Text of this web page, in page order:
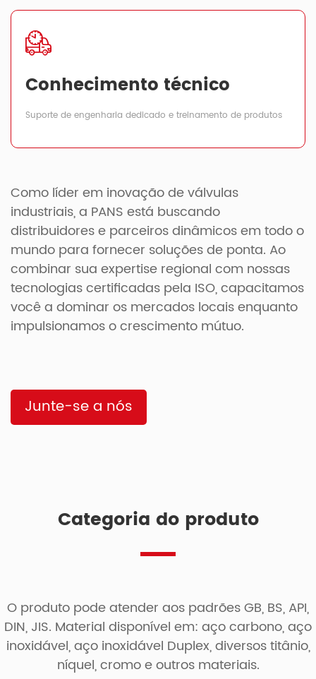
Conhecimento técnico
Suporte de engenharia dedicado e treinamento de produtos
Como líder em inovação de válvulas
industriais, a PANS está buscando
distribuidores e parceiros dinâmicos em todo o
mundo para fornecer soluções de ponta. Ao
combinar sua expertise regional com nossas
tecnologias certificadas pela ISO, capacitamos
você a dominar os mercados locais enquanto
impulsionamos o crescimento mútuo.
Junte-se a nós
Categoria do produto
O produto pode atender aos padrões GB, BS, API,
DIN, JIS. Material disponível em: aço carbono, aço
inoxidável, aço inoxidável Duplex, diversos titânio,
níquel, cromo e outros materiais.